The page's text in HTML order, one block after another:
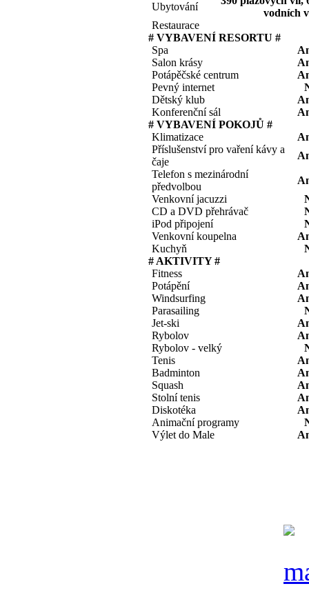
Ubytování
vodních
Restaurace
# VYBAVENÍ RESORTU #
Spa
Salon krásy
Potápěčské centrum
Pevný internet
Dětský klub
Konferenční sál
# VYBAVENÍ POKOJŮ #
Klimatizace
Příslušenství pro vaření kávy a
čaje
Telefon s mezinárodní
předvolbou
Venkovní jacuzzi
CD a DVD přehrávač
iPod připojení
Venkovní koupelna
Kuchyň
# AKTIVITY #
Fitness
Potápění
Windsurfing
Parasailing
Jet-ski
Rybolov
Rybolov - velký
Tenis
Badminton
Squash
Stolní tenis
Diskotéka
Animační programy
Výlet do Male